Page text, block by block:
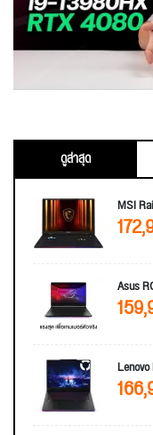
ดูล่าสุด
MSI
Asus